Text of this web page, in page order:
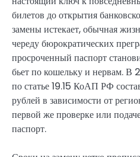
билетов до открытия
замены истекает, обычная
череду бюрократических
просроченный паспорт
бьет по кошельку и нервам.
по статье 19.15 КоАП РФ
рублей в зависимости от
первой же проверке или
паспорт.